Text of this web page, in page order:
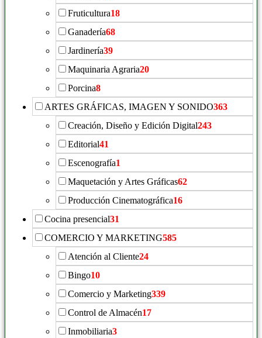
Fruticultura18
Ganadería68
Jardinería39
Maquinaria Agraria20
Porcina8
ARTES GRÁFICAS, IMAGEN Y SONIDO363
Creación, Diseño y Edición Digital243
Editorial41
Escenografía1
Maquetación y Artes Gráficas62
Producción Cinematográfica16
Cocina presencial31
COMERCIO Y MARKETING585
Atención al Cliente24
Bingo10
Comercio y Marketing339
Control de Almacén17
Inmobiliaria3